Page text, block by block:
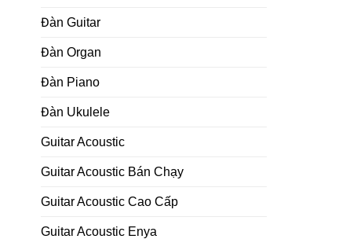
Đàn Guitar
Đàn Organ
Đàn Piano
Đàn Ukulele
Guitar Acoustic
Guitar Acoustic Bán Chạy
Guitar Acoustic Cao Cấp
Guitar Acoustic Enya